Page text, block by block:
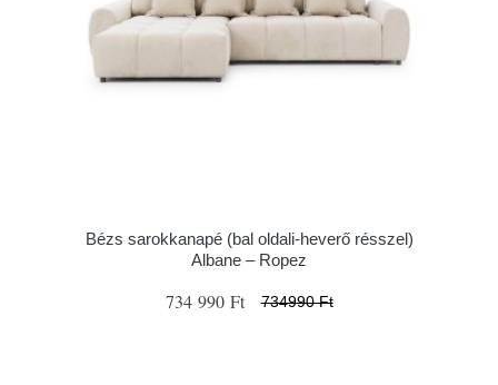
Bézs sarokkanapé (bal oldali-heverő résszel)
Albane – Ropez
734 990 Ft 734990 Ft